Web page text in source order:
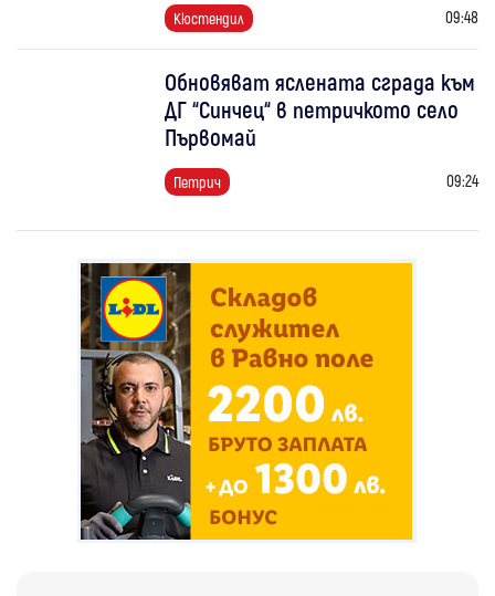
Кюстендил 09:48
Обновяват яслената сграда към
ДГ “Синчец“ в петричкото село
Първомай
Петрич 09:24